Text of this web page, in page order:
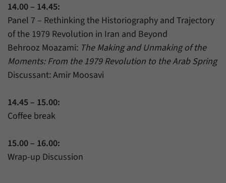
14.00 – 14.45:
Panel 7 – Rethinking the Historiography and Trajectory
of the 1979 Revolution in Iran and Beyond
Behrooz Moazami: The Making and Unmaking of the
Moments: From the 1979 Revolution to the Arab Spring
Discussant: Amir Moosavi
14.45 – 15.00:
Coffee break
15.00 – 16.00:
Wrap-up Discussion